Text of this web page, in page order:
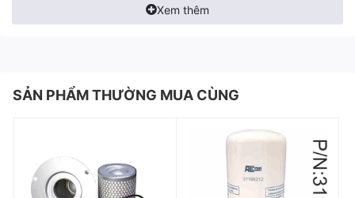
Xem thêm
SẢN PHẨM THƯỜNG MUA CÙNG